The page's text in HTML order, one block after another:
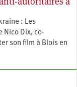
: Les
Nico Dix, co-
son film à Blois en